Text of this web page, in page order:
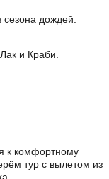
дождей.
и Краби.
к комфортному
тур с вылетом из